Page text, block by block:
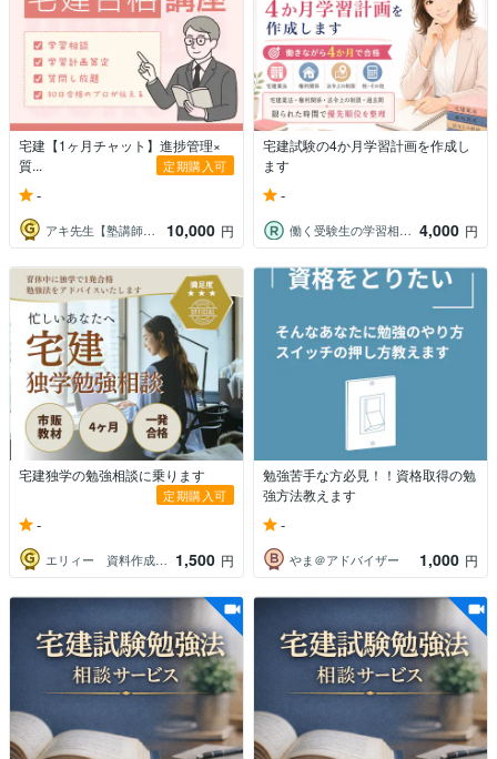
宅建【1ヶ月チャット】進捗管理×
質...
定期購入可
-
アキ先生【塾講師＠逆転合格】 10,000 円
宅建試験の4か月学習計画を作成し
ます
-
働く受験生の学習相談室 4,000 円
宅建独学の勉強相談に乗ります
定期購入可
-
エリィー 資料作成お任せください 1,500 円
勉強苦手な方必見！！資格取得の勉
強方法教えます
-
やま＠アドバイザー 1,000 円